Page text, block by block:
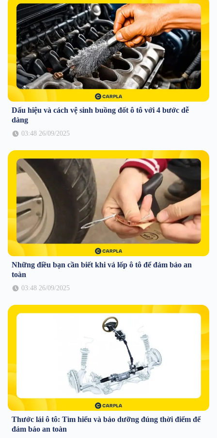
Dấu hiệu và cách vệ sinh buồng đốt ô tô với 4 bước dễ
dàng
03:48 26/09/2025
Những điều bạn cần biết khi vá lốp ô tô để đảm bảo an
toàn
03:48 26/09/2025
Thước lái ô tô: Tìm hiểu và bảo dưỡng đúng thời điểm để
đảm bảo an toàn